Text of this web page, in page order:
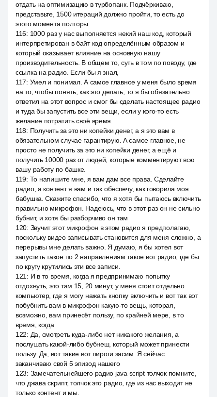
отдать на оптимизацию в турбопанк. Подчёркиваю,
представьте, 1500 итераций должно пройти, то есть до
этого момента полторы
116: 1000 раз у нас выполняется некий наш код, который
интерпретирован в байт код определённым образом и
который оказывает влияние на основную нашу
производительность. В общем то, суть в том по поводу, где
ссылка на радио. Если бы я знал,
117: Умел и понимал. А самое главное у меня было время
на то, чтобы понять, как это делать, то я бы обязательно
ответил на этот вопрос и смог бы сделать настоящее радио
и туда бы запустить все эти вещи, если у кого-то есть
желание потратить своё время.
118: Получить за это ни копейки денег, а я это вам в
обязательном случае гарантирую. А самое главное, не
просто не получить за это ни копейки денег, а ещё и
получить 10000 раз от людей, которые комментируют всю
вашу работу по башке.
119: То напишите мне, я вам дам все права. Сделайте
радио, а контент я вам и так обеспечу, как говорила моя
бабушка. Скажите спасибо, что я хотя бы пытаюсь включить
правильно микрофон. Надеюсь, что в этот раз он не сильно
бубнит, и хотя бы разборчиво он там
120: Звучит этот микрофон в этом радио я предполагаю,
поскольку видео записывать становится для меня сложно, а
перерывы мне делать важно. Я думаю, я бы хотел вот
запустить такое по 2 направлениям такое вот радио, где бы
по кругу крутились эти все записи.
121 : И в то время, когда я предпринимаю попытку
отдохнуть, это там 15, 20 минут, у меня стоит отдельно
компьютер, где я могу нажать кнопку включить и вот так вот
побубнить вам в микрофон какую-то вещь, которая,
возможно, вам принесёт пользу, по крайней мере, в то
время, когда
122: Да, смотреть куда-либо нет никакого желания, а
послушать какой-либо бубнеш, который может принести
пользу. Да, вот такие вот пироги засим. Я сейчас
заканчиваю свой 5 эпизод нашего
123: Замечательнейшего радио java script толчок помните,
что джава скрипт, толчок это радио, где из нас выходит не
только контент и мы.